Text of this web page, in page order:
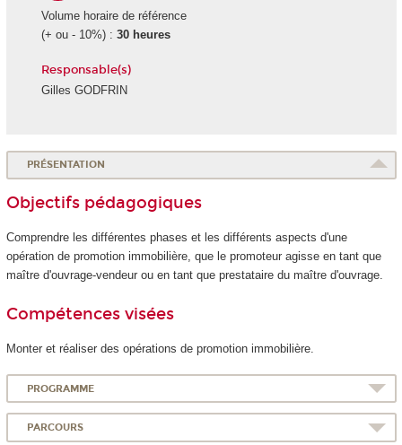
Volume horaire de référence
(+ ou - 10%) : 30 heures
Responsable(s)
Gilles GODFRIN
PRÉSENTATION
Objectifs pédagogiques
Comprendre les différentes phases et les différents aspects d'une
opération de promotion immobilière, que le promoteur agisse en tant que
maître d'ouvrage-vendeur ou en tant que prestataire du maître d'ouvrage.
Compétences visées
Monter et réaliser des opérations de promotion immobilière.
PROGRAMME
PARCOURS